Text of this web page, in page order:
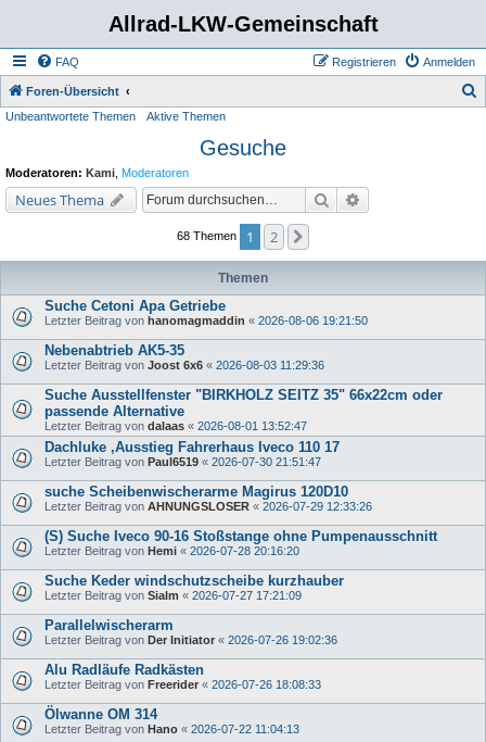
Allrad-LKW-Gemeinschaft
FAQ Anmelden
Registrieren
Foren-Übersicht
Unbeantwortete Themen Aktive Themen
Gesuche
Moderatoren: Kami Moderatoren
Neues Thema Suche
68 Themen 1 2
Themen
Suche Cetoni Apa Getriebe
Letzter Beitrag von hanomagmaddin « 2026-08-06 19:21:50
Nebenabtrieb AK5-35
Letzter Beitrag von Joost 6x6 « 2026-08-03 11:29:36
Suche Ausstellfenster "BIRKHOLZ SEITZ 35" 66x22cm oder
passende Alternative
Letzter Beitrag von dalaas « 2026-08-01 13:52:47
Dachluke ,Ausstieg Fahrerhaus Iveco 110 17
Letzter Beitrag von Paul6519 « 2026-07-30 21:51:47
suche Scheibenwischerarme Magirus 120D10
Letzter Beitrag von AHNUNGSLOSER « 2026-07-29 12:33:26
(S) Suche Iveco 90-16 Stoßstange ohne Pumpenausschnitt
Letzter Beitrag von Hemi « 2026-07-28 20:16:20
Suche Keder windschutzscheibe kurzhauber
Letzter Beitrag von Sialm « 2026-07-27 17:21:09
Parallelwischerarm
Letzter Beitrag von Der Initiator « 2026-07-26 19:02:36
Alu Radläufe Radkästen
Letzter Beitrag von Freerider « 2026-07-26 18:08:33
Ölwanne OM 314
Letzter Beitrag von Hano « 2026-07-22 11:04:13